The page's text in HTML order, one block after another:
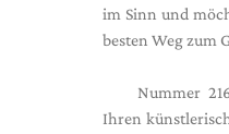
im Sinn und
besten Weg zum
Nummer
Ihren